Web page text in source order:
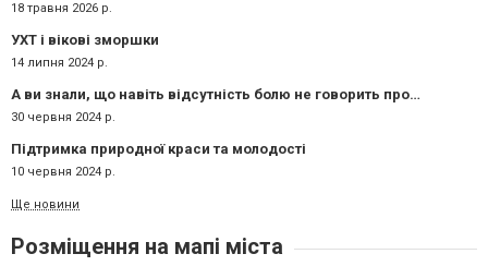
18 травня 2026 р.
УХТ і вікові зморшки
14 липня 2024 р.
А ви знали, що навіть відсутність болю не говорить про те, що з організмом все ок?
30 червня 2024 р.
Підтримка природної краси та молодості
10 червня 2024 р.
Ще новини
Розміщення на мапі міста